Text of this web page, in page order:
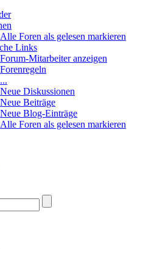
Alle Foren als gelesen markieren
Links
Forum-Mitarbeiter anzeigen
Forenregeln
Neue Diskussionen
Neue Beiträge
Neue Blog-Einträge
Alle Foren als gelesen markieren